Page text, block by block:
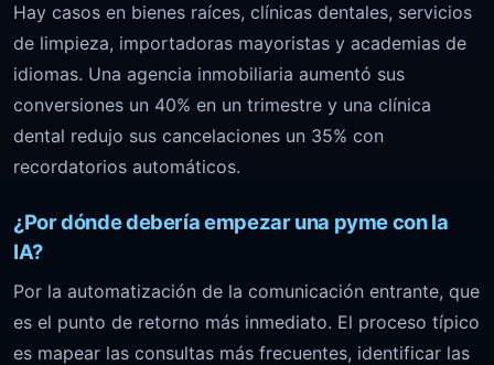
Hay casos en bienes raíces, clínicas dentales, servicios
de limpieza, importadoras mayoristas y academias de
idiomas. Una agencia inmobiliaria aumentó sus
conversiones un 40% en un trimestre y una clínica
dental redujo sus cancelaciones un 35% con
recordatorios automáticos.
¿Por dónde debería empezar una pyme con la
IA?
Por la automatización de la comunicación entrante, que
es el punto de retorno más inmediato. El proceso típico
es mapear las consultas más frecuentes, identificar las